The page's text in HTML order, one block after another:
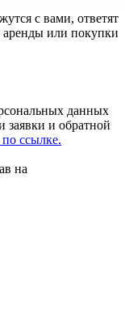
с вами, ответят
или покупки
данных
и обратной
ссылке.
на